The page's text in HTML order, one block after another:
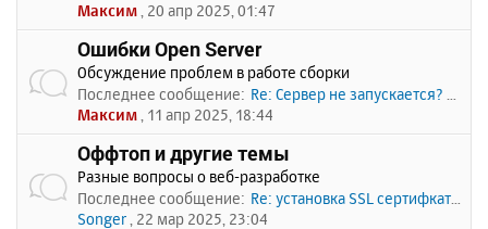
Максим , 20 апр 2025, 01:47
Ошибки Open Server
Обсуждение проблем в работе сборки
Последнее сообщение: Re: Сервер не запускается? Пи…
Максим , 11 апр 2025, 18:44
Оффтоп и другие темы
Разные вопросы о веб-разработке
Последнее сообщение: Re: установка SSL сертифката
Songer , 22 мар 2025, 23:04